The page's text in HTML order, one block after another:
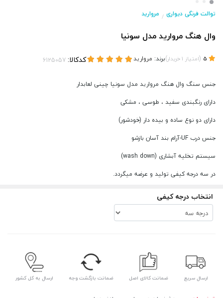
توالت فرنگی دیواری / مروارید
وال هنگ مروارید مدل سونیا
(امتیاز 1خریدار)برند: مروارید کدکالا:
جنس سنگ وال هنگ مروارید مدل سونیا چینی لعابدار
دارای رنگبندی سفید ، طوسی ، مشکی
دارای دو نوع ساده و بیده دار (خودشور)
جنس درب UF-آرام بند آسان بازشو
سیستم تخلیه آبشاری (wash down)
در سه درجه کیفی تولید و عرضه میگردد.
انتخاب درجه کیفی
ارسال سریع ضمانت کالای اصل ضمانت بازگشت وجه ارسال به کل کشور